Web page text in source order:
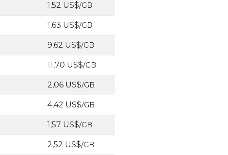
1,52 US$/GB
1,63 US$/GB
9,62 US$/GB
11,70 US$/GB
2,06 US$/GB
4,42 US$/GB
1,57 US$/GB
2,52 US$/GB